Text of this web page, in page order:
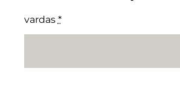
vardas *